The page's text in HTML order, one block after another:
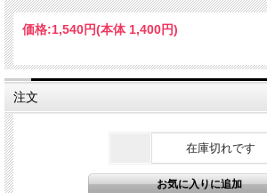
価格:1,540円(本体 1,400円)
注文
在庫切れです